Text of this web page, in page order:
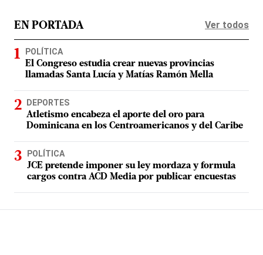
EN PORTADA Ver todos
POLÍTICA
El Congreso estudia crear nuevas provincias
llamadas Santa Lucía y Matías Ramón Mella
DEPORTES
Atletismo encabeza el aporte del oro para
Dominicana en los Centroamericanos y del Caribe
POLÍTICA
JCE pretende imponer su ley mordaza y formula
cargos contra ACD Media por publicar encuestas